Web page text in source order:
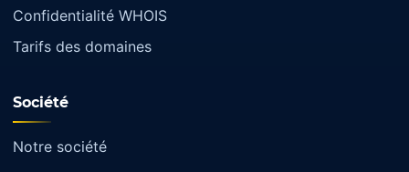
Confidentialité WHOIS
Tarifs des domaines
Société
Notre société